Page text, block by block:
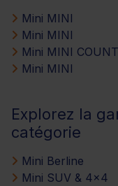
Mini MINI
Mini MINI
Mini MINI
Mini MINI
Explorez la
catégorie
Mini Berline
Mini SUV & 4x4